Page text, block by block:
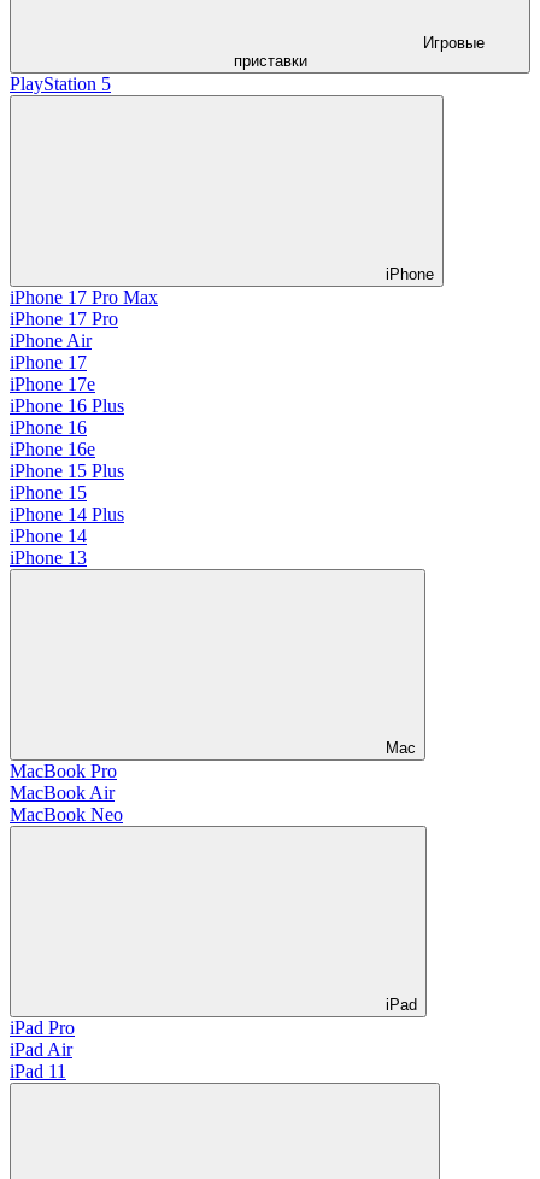
Игровые
приставки
PlayStation 5
iPhone
iPhone 17 Pro Max
iPhone 17 Pro
iPhone Air
iPhone 17
iPhone 17e
iPhone 16 Plus
iPhone 16
iPhone 16e
iPhone 15 Plus
iPhone 15
iPhone 14 Plus
iPhone 14
iPhone 13
Mac
MacBook Pro
MacBook Air
MacBook Neo
iPad
iPad Pro
iPad Air
iPad 11